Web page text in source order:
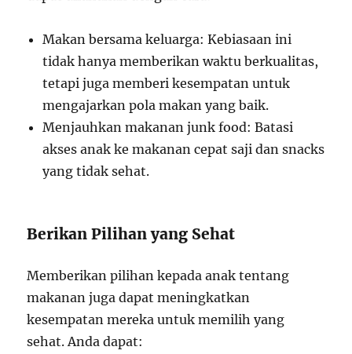
Makan bersama keluarga: Kebiasaan ini
tidak hanya memberikan waktu berkualitas,
tetapi juga memberi kesempatan untuk
mengajarkan pola makan yang baik.
Menjauhkan makanan junk food: Batasi
akses anak ke makanan cepat saji dan snacks
yang tidak sehat.
Berikan Pilihan yang Sehat
Memberikan pilihan kepada anak tentang
makanan juga dapat meningkatkan
kesempatan mereka untuk memilih yang
sehat. Anda dapat: